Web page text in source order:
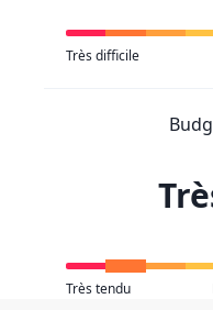
Très difficile
Très tendu